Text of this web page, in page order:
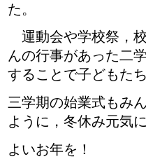
第17回 ひろ
開催！
2015年11月13日
入学願書等，
た。
運動会や学校祭，
んの行事があった二
することで子どもた
三学期の始業式もみ
ように，冬休み元気
よいお年を！